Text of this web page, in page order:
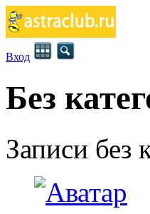
Вход
Без
Записи без